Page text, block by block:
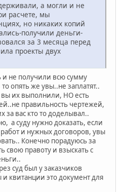
а могли и не
расчете, мы
но никаких копий
получили деньги-
за 3 месяца перед
проекты двух
и не получили всю сумму
опять же увы..не заплатят..
их выполнили, НО есть
правильность чертежей,
за вас кто то доделывал..
а суду нужно доказать, если
и нужных договоров, увы
Конечно порадуюсь за
свою правоту и взыскать с
суд был у заказчиков
и квитанции это документ для